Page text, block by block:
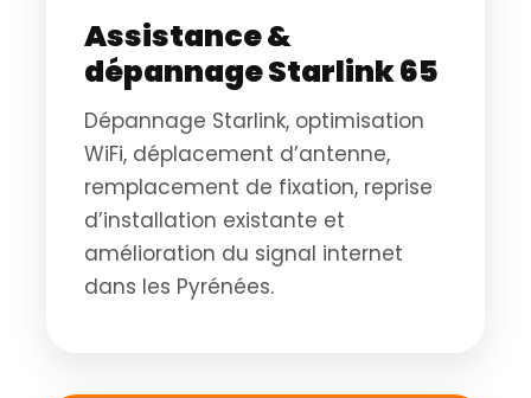
Assistance &
dépannage Starlink 65
Dépannage Starlink, optimisation
WiFi, déplacement d’antenne,
remplacement de fixation, reprise
d’installation existante et
amélioration du signal internet
dans les Pyrénées.